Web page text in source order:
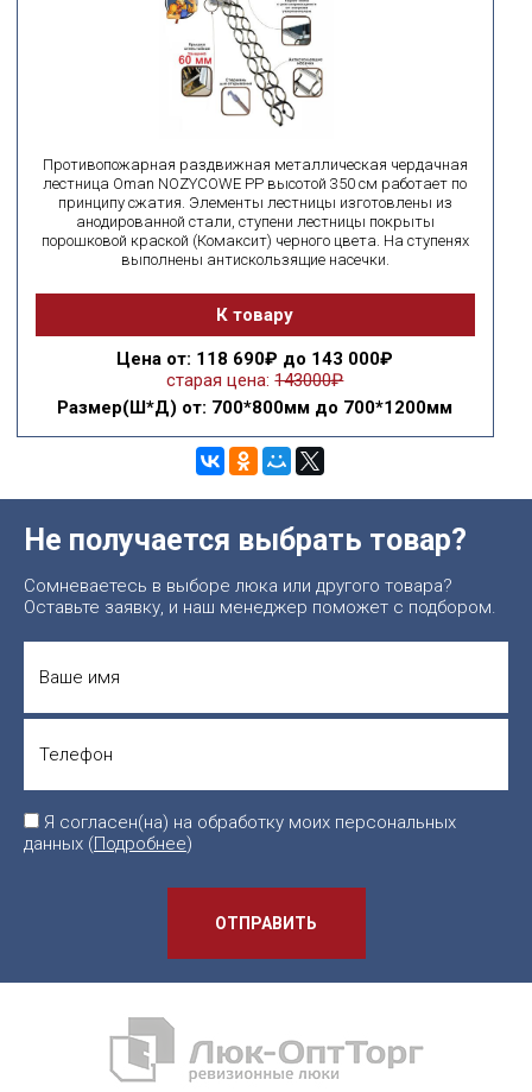
Противопожарная раздвижная металлическая чердачная
лестница Oman NOZYCOWE PP высотой 350 см работает по
принципу сжатия. Элементы лестницы изготовлены из
анодированной стали, ступени лестницы покрыты
порошковой краской (Комаксит) черного цвета. На ступенях
выполнены антискользящие насечки.
К товару
Цена от: 118 690₽ до 143 000₽
старая цена: 143000₽
Размер(Ш*Д) от: 700*800мм до 700*1200мм
Не получается выбрать товар?
Сомневаетесь в выборе люка или другого товара?
Оставьте заявку, и наш менеджер поможет с подбором.
Я согласен(на) на обработку моих персональных
данных (Подробнее)
ОТПРАВИТЬ